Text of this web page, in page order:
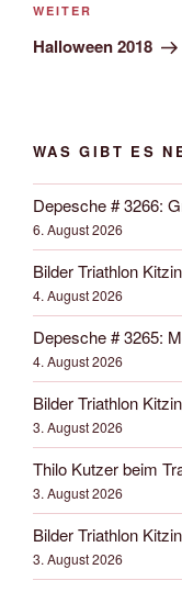
Nächster
Beitrag
WEITER
Halloween 2018
WAS GIBT ES
Depesche # 3266:
6. August 2026
Bilder Triathlon
4. August 2026
Depesche # 3265:
4. August 2026
Bilder Triathlon
3. August 2026
Thilo Kutzer beim
3. August 2026
Bilder Triathlon
3. August 2026